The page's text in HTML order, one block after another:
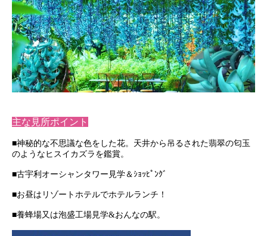
主な見所ポイント
■神秘的な不思議な色をした花。天井から吊るされた翡翠の匂玉
のようなヒスイカズラを鑑賞。
■古宇利オーシャンタワー見学＆ｼｮｯﾋﾟﾝｸﾞ
■お昼はリゾートホテルでホテルランチ！
■養蜂場又は泡盛工場見学&おんなの駅。